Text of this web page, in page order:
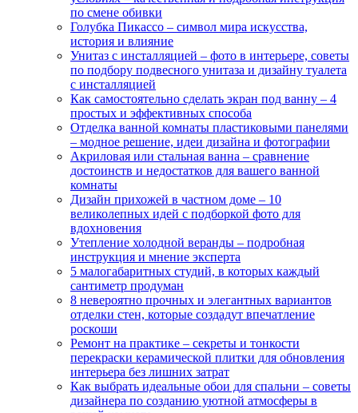
по смене обивки
Голубка Пикассо – символ мира искусства,
история и влияние
Унитаз с инсталляцией – фото в интерьере, советы
по подбору подвесного унитаза и дизайну туалета
с инсталляцией
Как самостоятельно сделать экран под ванну – 4
простых и эффективных способа
Отделка ванной комнаты пластиковыми панелями
– модное решение, идеи дизайна и фотографии
Акриловая или стальная ванна – сравнение
достоинств и недостатков для вашего ванной
комнаты
Дизайн прихожей в частном доме – 10
великолепных идей с подборкой фото для
вдохновения
Утепление холодной веранды – подробная
инструкция и мнение эксперта
5 малогабаритных студий, в которых каждый
сантиметр продуман
8 невероятно прочных и элегантных вариантов
отделки стен, которые создадут впечатление
роскоши
Ремонт на практике – секреты и тонкости
перекраски керамической плитки для обновления
интерьера без лишних затрат
Как выбрать идеальные обои для спальни – советы
дизайнера по созданию уютной атмосферы в